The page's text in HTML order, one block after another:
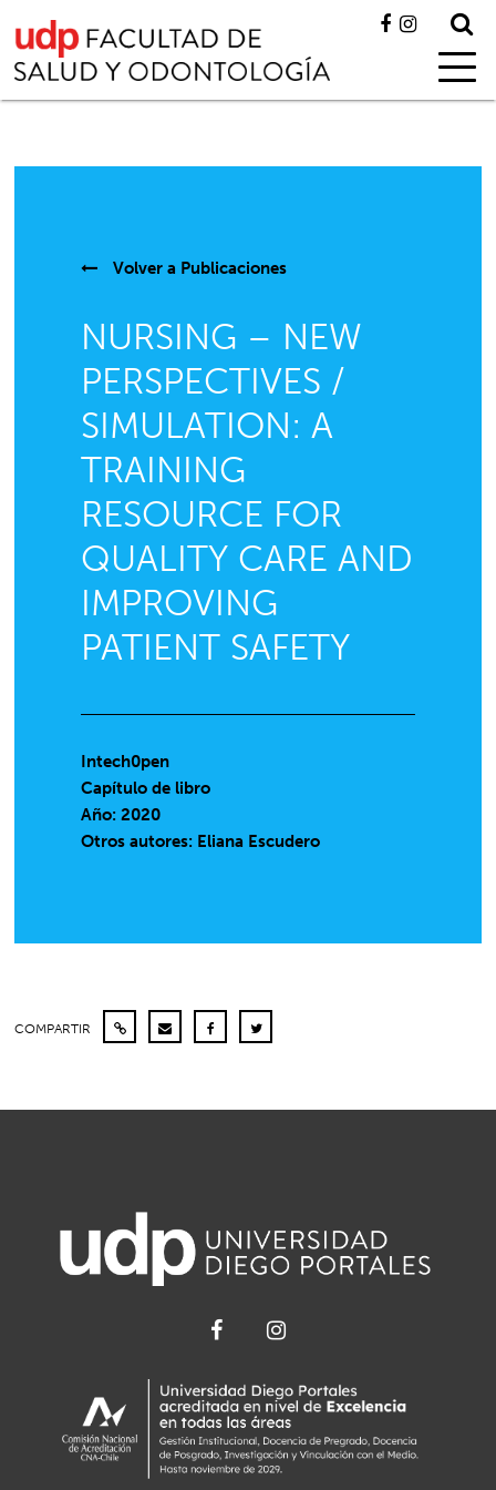
Volver a Publicaciones
NURSING – NEW
PERSPECTIVES /
SIMULATION: A
TRAINING
RESOURCE FOR
QUALITY CARE AND
IMPROVING
PATIENT SAFETY
Intech0pen
Capítulo de libro
Año: 2020
Otros autores: Eliana Escudero
COMPARTIR